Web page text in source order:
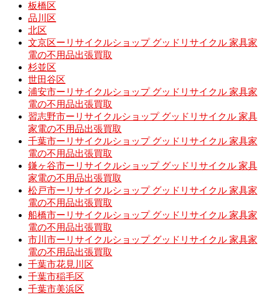
板橋区
品川区
北区
文京区ーリサイクルショップ グッドリサイクル 家具家
電の不用品出張買取
杉並区
世田谷区
浦安市ーリサイクルショップ グッドリサイクル 家具家
電の不用品出張買取
習志野市ーリサイクルショップ グッドリサイクル 家具
家電の不用品出張買取
千葉市ーリサイクルショップ グッドリサイクル 家具家
電の不用品出張買取
鎌ヶ谷市ーリサイクルショップ グッドリサイクル 家具
家電の不用品出張買取
松戸市ーリサイクルショップ グッドリサイクル 家具家
電の不用品出張買取
船橋市ーリサイクルショップ グッドリサイクル 家具家
電の不用品出張買取
市川市ーリサイクルショップ グッドリサイクル 家具家
電の不用品出張買取
千葉市花見川区
千葉市稲毛区
千葉市美浜区